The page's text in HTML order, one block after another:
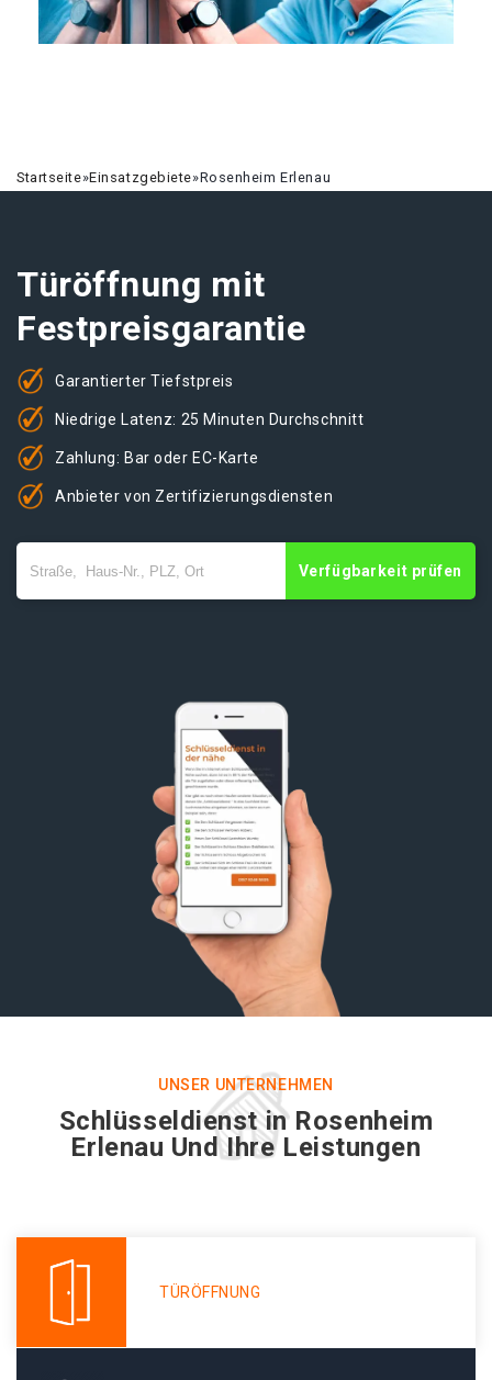
Startseite»Einsatzgebiete»Rosenheim Erlenau
Türöffnung mit
Festpreisgarantie
Garantierter Tiefstpreis
Niedrige Latenz: 25 Minuten Durchschnitt
Zahlung: Bar oder EC-Karte
Anbieter von Zertifizierungsdiensten
Verfügbarkeit prüfen
UNSER UNTERNEHMEN
Schlüsseldienst in Rosenheim
Erlenau Und Ihre Leistungen
TÜRÖFFNUNG